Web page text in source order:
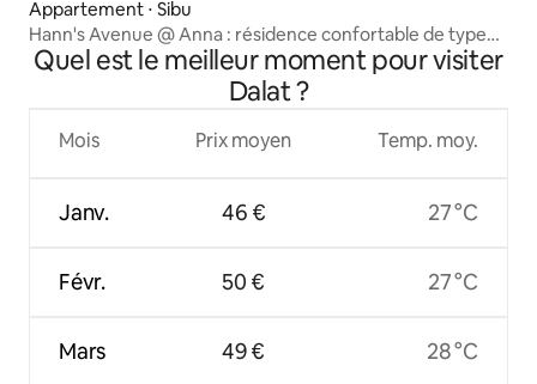
Appartement ⋅ Sibu
Hann's Avenue @ Anna : résidence confortable de type
appartement
Quel est le meilleur moment pour visiter
Dalat ?
Mois
Janv.
Févr.
Mars
Prix moyen
46 €
50 €
49 €
Temp. moy.
27 °C
27 °C
28 °C